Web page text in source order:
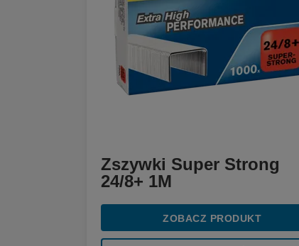
Zszywki Super Strong
24/8+ 1M
ZOBACZ PRODUKT